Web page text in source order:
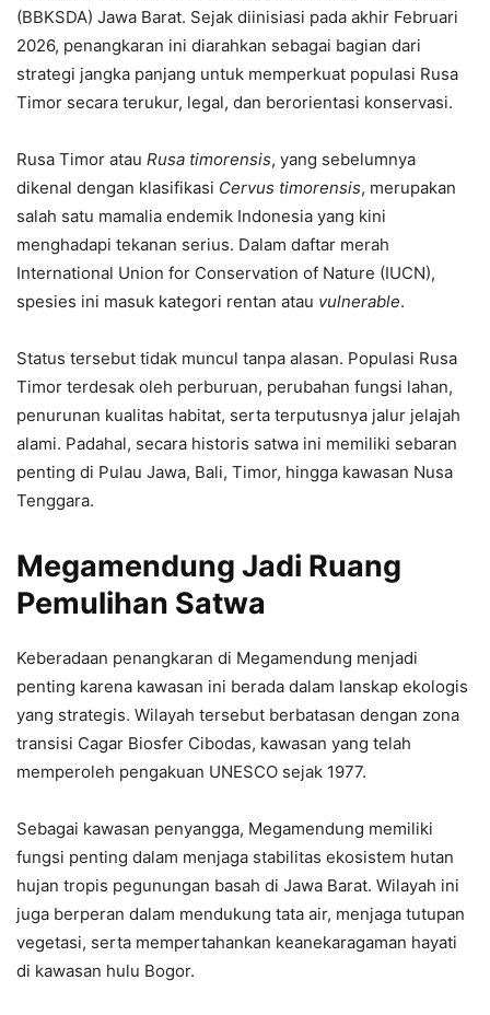
(BBKSDA) Jawa Barat. Sejak diinisiasi pada akhir Februari
2026, penangkaran ini diarahkan sebagai bagian dari
strategi jangka panjang untuk memperkuat populasi Rusa
Timor secara terukur, legal, dan berorientasi konservasi.
Rusa Timor atau Rusa timorensis, yang sebelumnya
dikenal dengan klasifikasi Cervus timorensis, merupakan
salah satu mamalia endemik Indonesia yang kini
menghadapi tekanan serius. Dalam daftar merah
International Union for Conservation of Nature (IUCN),
spesies ini masuk kategori rentan atau vulnerable.
Status tersebut tidak muncul tanpa alasan. Populasi Rusa
Timor terdesak oleh perburuan, perubahan fungsi lahan,
penurunan kualitas habitat, serta terputusnya jalur jelajah
alami. Padahal, secara historis satwa ini memiliki sebaran
penting di Pulau Jawa, Bali, Timor, hingga kawasan Nusa
Tenggara.
Megamendung Jadi Ruang
Pemulihan Satwa
Keberadaan penangkaran di Megamendung menjadi
penting karena kawasan ini berada dalam lanskap ekologis
yang strategis. Wilayah tersebut berbatasan dengan zona
transisi Cagar Biosfer Cibodas, kawasan yang telah
memperoleh pengakuan UNESCO sejak 1977.
Sebagai kawasan penyangga, Megamendung memiliki
fungsi penting dalam menjaga stabilitas ekosistem hutan
hujan tropis pegunungan basah di Jawa Barat. Wilayah ini
juga berperan dalam mendukung tata air, menjaga tutupan
vegetasi, serta mempertahankan keanekaragaman hayati
di kawasan hulu Bogor.